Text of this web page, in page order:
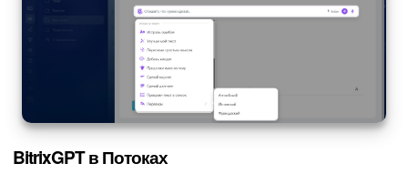
BitrixGPT в Потоках